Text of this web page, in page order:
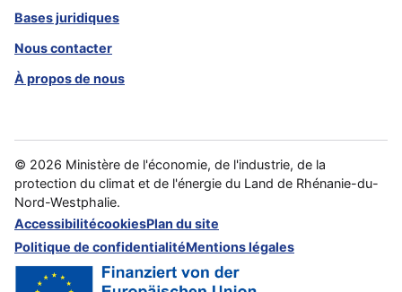
Bases juridiques
Nous contacter
À propos de nous
© 2026 Ministère de l'économie, de l'industrie, de la
protection du climat et de l'énergie du Land de Rhénanie-du-
Nord-Westphalie.
AccessibilitécookiesPlan du site
Politique de confidentialitéMentions légales